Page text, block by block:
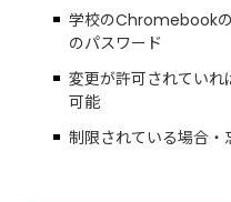
学校のChromebook
のパスワード
変更が許可されてい
可能
制限されている場合